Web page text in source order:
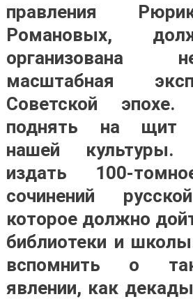
правления
Романовых,
организована
масштабная
Советской эпохе.
поднять на щит
нашей культуры.
издать 100-
сочинений
которое должно
библиотеки и
вспомнить о
явлении, как